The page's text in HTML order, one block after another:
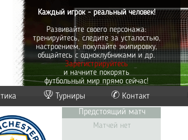
Каждый игрок - реальный человек!
Развивайте своего персонажа:
тренируйтесь, следите за усталостью,
настроением, покупайте экипировку,
общайтесь с одноклубниками и др.
Зарегистрируйтесь
и начните покорять
футбольный мир прямо сейчас!
Турниры Контакт
Предстоящий матч
Матчей нет